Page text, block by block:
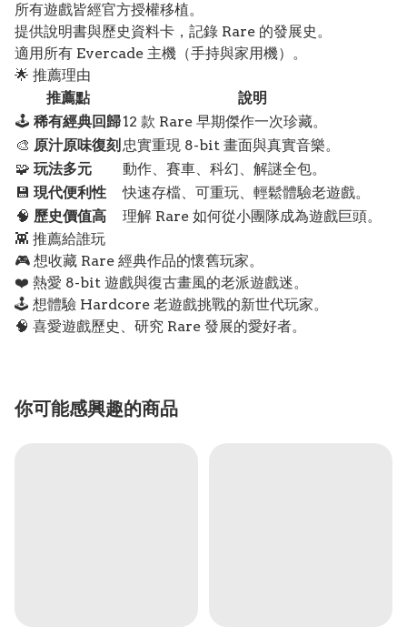
所有遊戲皆經官方授權移植。
提供說明書與歷史資料卡，記錄 Rare 的發展史。
適用所有 Evercade 主機（手持與家用機）。
🌟 推薦理由
推薦點
說明
🕹️ 稀有經典回歸12 款 Rare 早期傑作一次珍藏。
🎨 原汁原味復刻 忠實重現 8-bit 畫面與真實音樂。
🧩 玩法多元
動作、賽車、科幻、解謎全包。
💾 現代便利性
快速存檔、可重玩、輕鬆體驗老遊戲。
🧠 歷史價值高
理解 Rare 如何從小團隊成為遊戲巨頭。
👾 推薦給誰玩
🎮 想收藏 Rare 經典作品的懷舊玩家。
❤️ 熱愛 8-bit 遊戲與復古畫風的老派遊戲迷。
🕹️ 想體驗 Hardcore 老遊戲挑戰的新世代玩家。
🧠 喜愛遊戲歷史、研究 Rare 發展的愛好者。
你可能感興趣的商品